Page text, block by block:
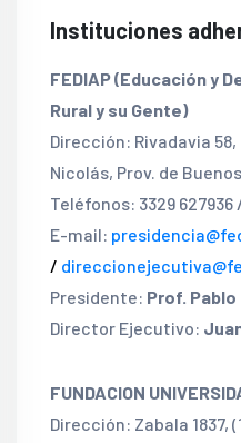
Instituciones
FEDIAP (Educación y
Rural y su Gente)
Dirección: Rivadavia
Nicolás, Prov. de
Teléfonos: 3329 627936
E-mail:
/
Presidente: Prof.
Director Ejecutivo:
FUNDACION
Dirección: Zabala 1837,